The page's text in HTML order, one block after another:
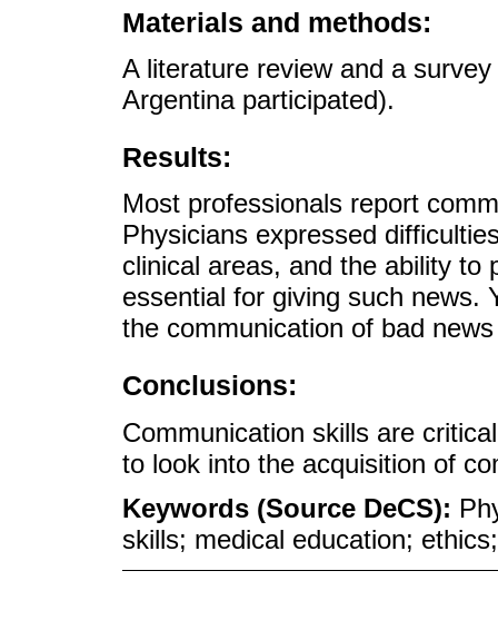
Materials and methods:
A literature review and a
Argentina participated).
Results:
Most professionals report
Physicians expressed
clinical areas, and the ability to
essential for giving such news.
the communication of bad
Conclusions:
Communication skills are
to look into the acquisition of
Keywords (Source DeCS):
skills; medical education;